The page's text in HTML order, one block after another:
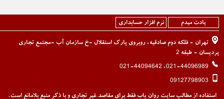
یادت میدم
نرم افزار حسابداری
تهران - فلکه دوم صادقیه، روبروی پارک استقلال -خ سازمان آب -مجتمع تجاری
پردیسان - طبقه 2
021-44096989، 021-44094642
09127798903
استفاده از مطالب سایت روان یاب فقط برای مقاصد غیر تجاری و با ذکر منبع بلامانع است.